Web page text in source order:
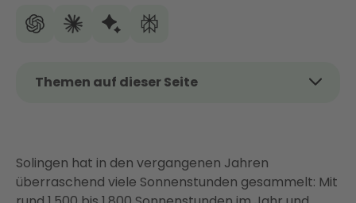
Themen auf dieser Seite
Was kostet eine Photovoltaikanlage in Solingen?
Förderung und Finanzierung in Solingen
Solingen hat in den vergangenen Jahren
überraschend viele Sonnenstunden gesammelt: Mit